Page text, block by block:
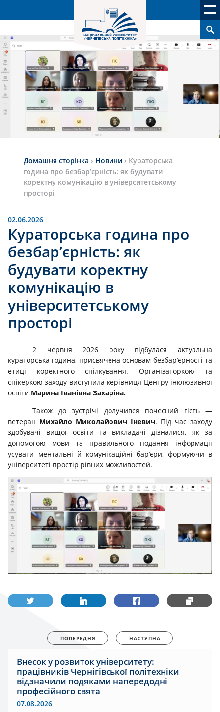
Домашня сторінка › Новини › Кураторська
година про безбар’єрність: як будувати
коректну комунікацію в університетському
просторі
02.06.2026
Кураторська година про
безбар’єрність: як
будувати коректну
комунікацію в
університетському
просторі
2 червня 2026 року відбулася актуальна
кураторська година, присвячена основам безбар’єрності та
етиці коректного спілкування. Організаторкою та
спікеркою заходу виступила керівниця Центру інклюзивної
освіти Марина Іванівна Захаріна.
Також до зустрічі долучився почесний гість —
ветеран Михайло Миколайович Іневич. Під час заходу
здобувачі вищої освіти та викладачі дізналися, як за
допомогою мови та правильного подання інформації
усувати ментальні й комунікаційні бар’єри, формуючи в
університеті простір рівних можливостей.
ПОПЕРЕДНЯ НАСТУПНА
Внесок у розвиток університету:
працівників Чернігівської політехніки
відзначили подяками напередодні
професійного свята
07.08.2026